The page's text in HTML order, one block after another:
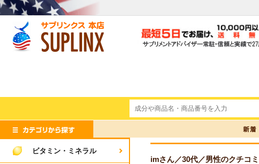
imさん／30代／男性のクチコミ
ビタミン・ミネラル